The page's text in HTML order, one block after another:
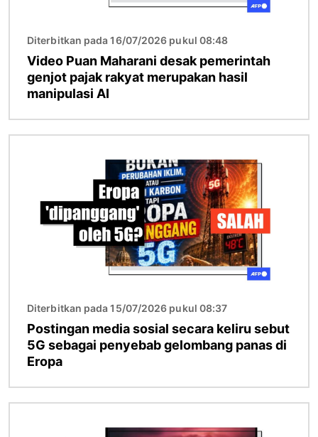
Diterbitkan pada 16/07/2026 pukul 08:48
Video Puan Maharani desak pemerintah
genjot pajak rakyat merupakan hasil
manipulasi AI
Diterbitkan pada 15/07/2026 pukul 08:37
Postingan media sosial secara keliru sebut
5G sebagai penyebab gelombang panas di
Eropa